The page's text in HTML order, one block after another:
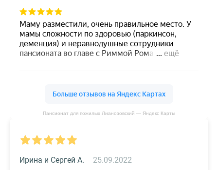
Пансионат для пожилых Лианозовский — Яндекс Карты
25.09.2022
Ирина и Сергей А.